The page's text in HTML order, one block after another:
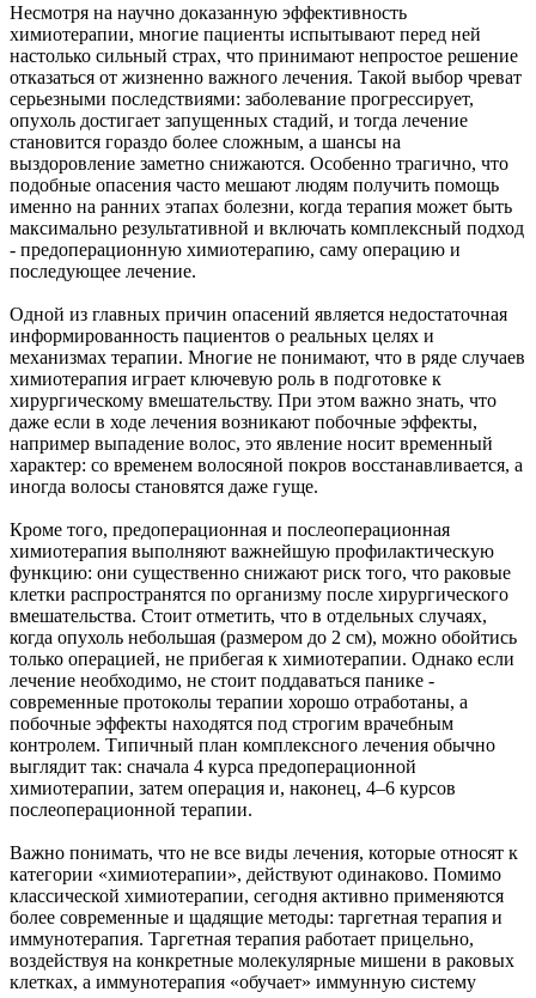
Несмотря на научно доказанную эффективность
химиотерапии, многие пациенты испытывают перед ней
настолько сильный страх, что принимают непростое решение
отказаться от жизненно важного лечения. Такой выбор чреват
серьезными последствиями: заболевание прогрессирует,
опухоль достигает запущенных стадий, и тогда лечение
становится гораздо более сложным, а шансы на
выздоровление заметно снижаются. Особенно трагично, что
подобные опасения часто мешают людям получить помощь
именно на ранних этапах болезни, когда терапия может быть
максимально результативной и включать комплексный подход
- предоперационную химиотерапию, саму операцию и
последующее лечение.
Одной из главных причин опасений является недостаточная
информированность пациентов о реальных целях и
механизмах терапии. Многие не понимают, что в ряде случаев
химиотерапия играет ключевую роль в подготовке к
хирургическому вмешательству. При этом важно знать, что
даже если в ходе лечения возникают побочные эффекты,
например выпадение волос, это явление носит временный
характер: со временем волосяной покров восстанавливается, а
иногда волосы становятся даже гуще.
Кроме того, предоперационная и послеоперационная
химиотерапия выполняют важнейшую профилактическую
функцию: они существенно снижают риск того, что раковые
клетки распространятся по организму после хирургического
вмешательства. Стоит отметить, что в отдельных случаях,
когда опухоль небольшая (размером до 2 см), можно обойтись
только операцией, не прибегая к химиотерапии. Однако если
лечение необходимо, не стоит поддаваться панике -
современные протоколы терапии хорошо отработаны, а
побочные эффекты находятся под строгим врачебным
контролем. Типичный план комплексного лечения обычно
выглядит так: сначала 4 курса предоперационной
химиотерапии, затем операция и, наконец, 4–6 курсов
послеоперационной терапии.
Важно понимать, что не все виды лечения, которые относят к
категории «химиотерапии», действуют одинаково. Помимо
классической химиотерапии, сегодня активно применяются
более современные и щадящие методы: таргетная терапия и
иммунотерапия. Таргетная терапия работает прицельно,
воздействуя на конкретные молекулярные мишени в раковых
клетках, а иммунотерапия «обучает» иммунную систему